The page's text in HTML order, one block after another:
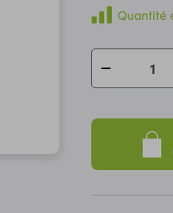
Quantité